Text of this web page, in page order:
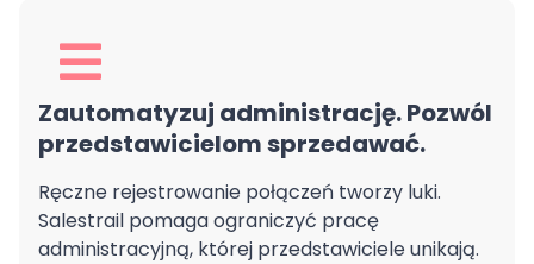
Zautomatyzuj administrację. Pozwól
przedstawicielom sprzedawać.
Ręczne rejestrowanie połączeń tworzy luki.
Salestrail pomaga ograniczyć pracę
administracyjną, której przedstawiciele unikają.